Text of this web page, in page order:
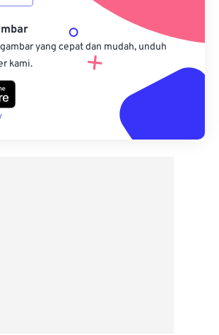
yang cepat dan mudah, unduh
kami.